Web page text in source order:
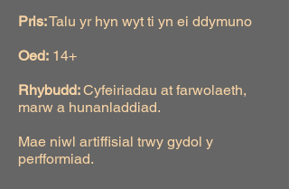
Pris:Talu yr hyn wyt ti yn ei ddymuno
Oed: 14+
Rhybudd:Cyfeiriadau at farwolaeth,
marw a hunanladdiad.
Mae niwl artiffisial trwy gydol y
perfformiad.